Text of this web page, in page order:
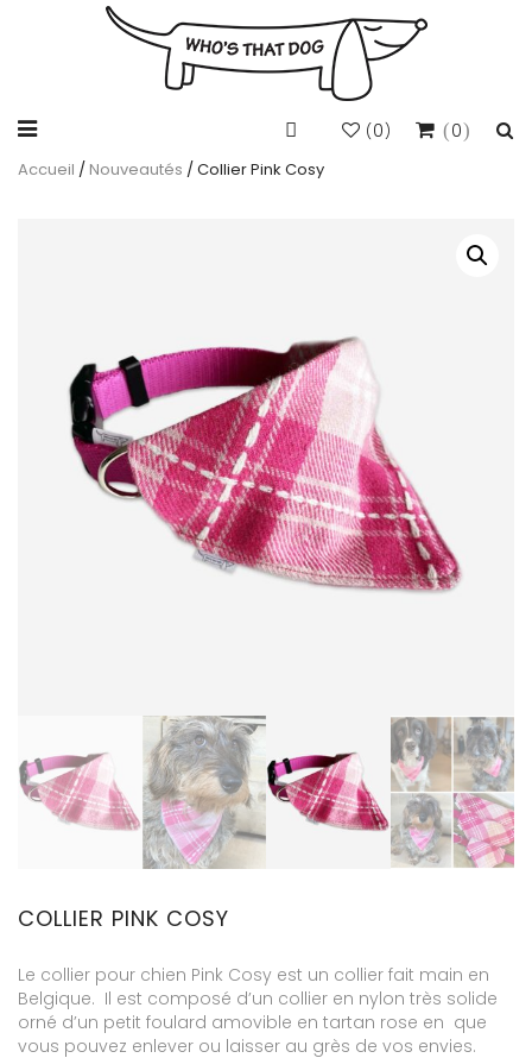
0
(0)
Accueil / Nouveautés / Collier Pink Cosy
COLLIER PINK COSY
Le collier pour chien Pink Cosy est un collier fait main en
Belgique. Il est composé d’un collier en nylon très solide
orné d’un petit foulard amovible en tartan rose en que
vous pouvez enlever ou laisser au grès de vos envies.